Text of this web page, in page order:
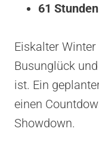
61
Eiskalter
Busunglück
ist. Ein
einen
Showdown.